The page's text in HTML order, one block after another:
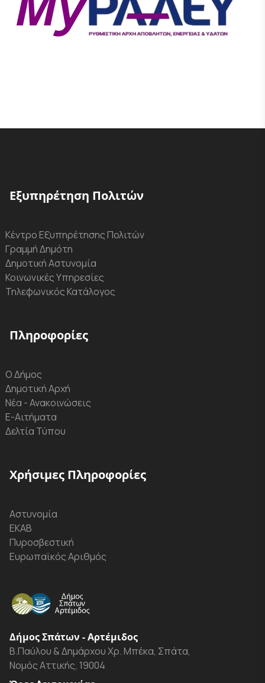
Εξυπηρέτηση Πολιτών
Κέντρο Εξυπηρέτησης Πολιτών
Γραμμή Δημότη
Δημοτική Αστυνομία
Κοινωνικές Υπηρεσίες
Τηλεφωνικός Κατάλογος
Πληροφορίες
Ο Δήμος
Δημοτική Αρχή
Νέα - Ανακοινώσεις
Ε-Αιτήματα
Δελτία Τύπου
Χρήσιμες Πληροφορίες
Αστυνομία
ΕΚΑΒ
Πυροσβεστική
Ευρωπαϊκός Αριθμός
Δήμος Σπάτων - Αρτέμιδος
Β.Παύλου & Δημάρχου Χρ. Μπέκα, Σπάτα,
Νομός Αττικής, 19004